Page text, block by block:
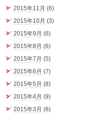
2015年11月 (6)
2015年10月 (3)
2015年9月 (6)
2015年8月 (6)
2015年7月 (5)
2015年6月 (7)
2015年5月 (8)
2015年4月 (9)
2015年3月 (6)